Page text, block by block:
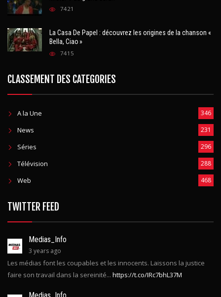
7421
La Casa De Papel : découvrez les origines de la chanson «
Bella, Ciao »
7415
CLASSEMENT DES CATEGORIES
A la Une 346
News 231
Séries 296
Télévision 288
Web 468
TWITTER FEED
Medias_Info
3 years ago
Les médias font les coupables et les innocents. Laissons la justice
faire son travail dans la sereinité... https://t.co/IRc7bhL37M